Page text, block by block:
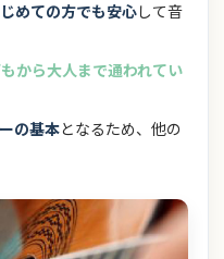
めての方でも安心して音
から大人まで通われてい
の基本となるため、他の